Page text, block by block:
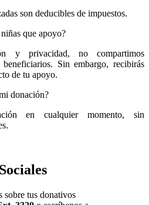
son deducibles de impuestos.
que apoyo?
y privacidad, no compartimos
Sin embargo, recibirás
de tu apoyo.
donación?
en cualquier momento, sin
sobre tus donativos